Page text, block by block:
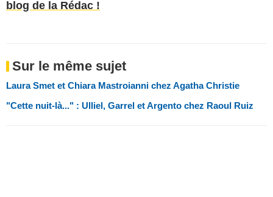
blog de la Rédac !
Sur le même sujet
Laura Smet et Chiara Mastroianni chez Agatha Christie
"Cette nuit-là..." : Ulliel, Garrel et Argento chez Raoul Ruiz